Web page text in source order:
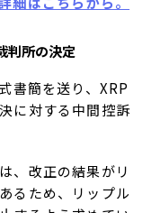
判所の決定
書簡を送り、XRP
に対する中間控訴
、改正の結果がリ
るため、リップル